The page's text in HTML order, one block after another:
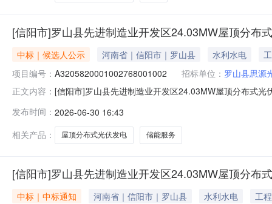
[信阳市]罗山县先进制造业开发区24.03MW屋顶分布
中标｜候选人公示 河南省｜信阳市｜罗山县 水利水电
项目编号： A3205820001002768001002 招标单位： 罗山县思源
正文内容： [信阳市]罗山县先进制造业开发区24.03MW屋顶分布式
公司、北京诚公管理咨询有限公司提出异议，经核实于
发布时间： 2026-06-30 16:43
相关产品：
屋顶分布式光伏发电 储能服务
[信阳市]罗山县先进制造业开发区24.03MW屋顶分布
中标｜中标通知 河南省｜信阳市｜罗山县 水利水电
工程